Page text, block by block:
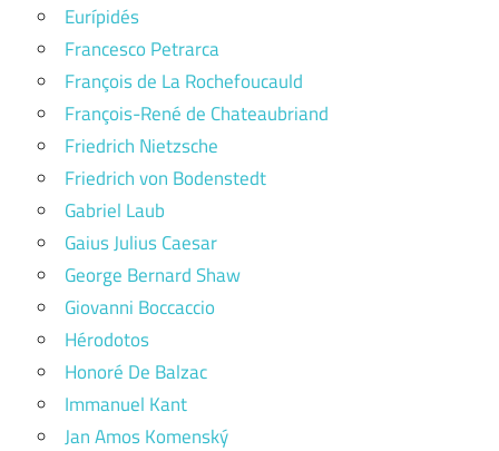
Eurípidés
Francesco Petrarca
François de La Rochefoucauld
François-René de Chateaubriand
Friedrich Nietzsche
Friedrich von Bodenstedt
Gabriel Laub
Gaius Julius Caesar
George Bernard Shaw
Giovanni Boccaccio
Hérodotos
Honoré De Balzac
Immanuel Kant
Jan Amos Komenský